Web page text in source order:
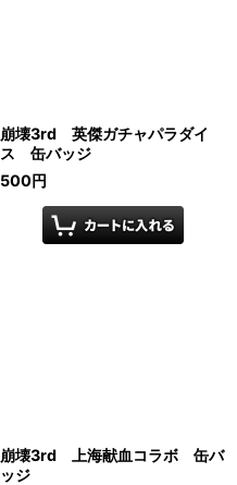
崩壊3rd 英傑ガチャパラダイ
ス 缶バッジ
500円
崩壊3rd 上海献血コラボ 缶バ
ッジ